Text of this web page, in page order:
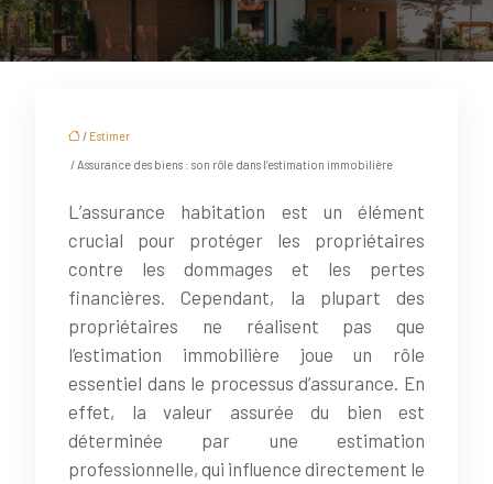
/ Estimer
/ Assurance des biens : son rôle dans l’estimation immobilière
L’assurance habitation est un élément
crucial pour protéger les propriétaires
contre les dommages et les pertes
financières. Cependant, la plupart des
propriétaires ne réalisent pas que
l’estimation immobilière joue un rôle
essentiel dans le processus d’assurance. En
effet, la valeur assurée du bien est
déterminée par une estimation
professionnelle, qui influence directement le